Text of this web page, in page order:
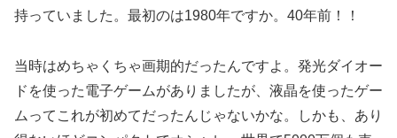
持っていました。最初のは1980年ですか。40年前！！
当時はめちゃくちゃ画期的だったんですよ。発光ダイオー
ドを使った電子ゲームがありましたが、液晶を使ったゲー
ムってこれが初めてだったんじゃないかな。しかも、あり